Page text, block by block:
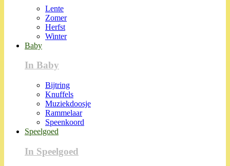
Lente
Zomer
Herfst
Winter
Baby
In Baby
Bijtring
Knuffels
Muziekdoosje
Rammelaar
Speenkoord
Speelgoed
In Speelgoed